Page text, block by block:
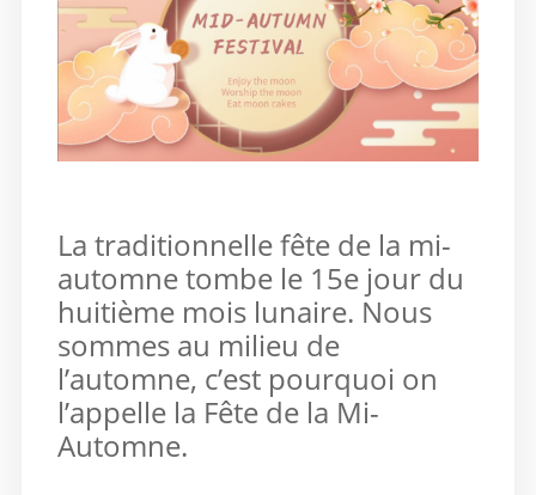
La traditionnelle fête de la mi-
automne tombe le 15e jour du
huitième mois lunaire. Nous
sommes au milieu de
l’automne, c’est pourquoi on
l’appelle la Fête de la Mi-
Automne.